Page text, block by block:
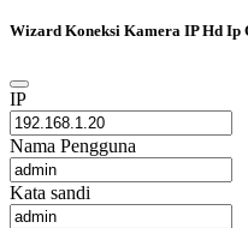
Wizard Koneksi Kamera IP Hd Ip
IP
Nama Pengguna
Kata sandi